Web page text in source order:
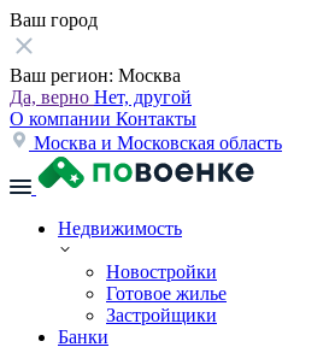
Ваш город
Ваш регион: Москва
Да, верно Нет, другой
О компании Контакты
Москва и Московская область
Недвижимость
Новостройки
Готовое жилье
Застройщики
Банки